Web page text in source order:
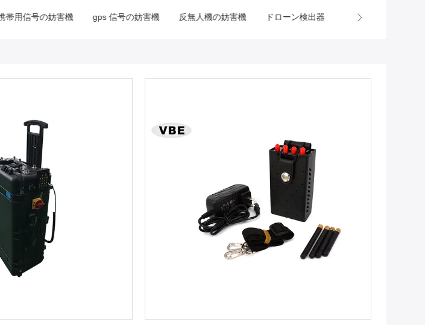
gps 信号の妨害機 反無人機の妨害機 ドローン検出器 携帯電話の遮断 RFの電力増幅器モジュ